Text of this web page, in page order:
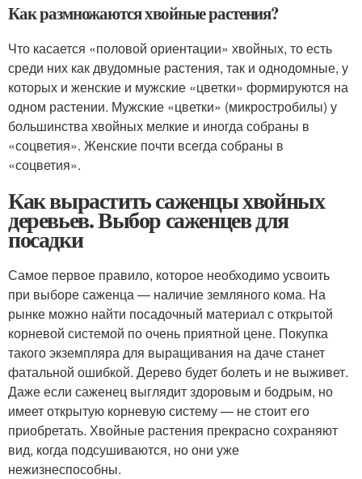
Как размножаются хвойные растения?
Что касается «половой ориентации» хвойных, то есть
среди них как двудомные растения, так и однодомные, у
которых и женские и мужские «цветки» формируются на
одном растении. Мужские «цветки» (микростробилы) у
большинства хвойных мелкие и иногда собраны в
«соцветия». Женские почти всегда собраны в
«соцветия».
Как вырастить саженцы хвойных
деревьев. Выбор саженцев для
посадки
Самое первое правило, которое необходимо усвоить
при выборе саженца — наличие земляного кома. На
рынке можно найти посадочный материал с открытой
корневой системой по очень приятной цене. Покупка
такого экземпляра для выращивания на даче станет
фатальной ошибкой. Дерево будет болеть и не выживет.
Даже если саженец выглядит здоровым и бодрым, но
имеет открытую корневую систему — не стоит его
приобретать. Хвойные растения прекрасно сохраняют
вид, когда подсушиваются, но они уже
нежизнеспособны.